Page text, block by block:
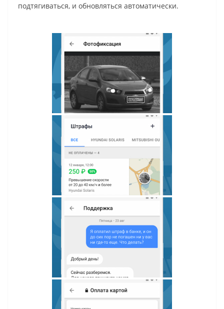
подтягиваться, и обновляться автоматически.